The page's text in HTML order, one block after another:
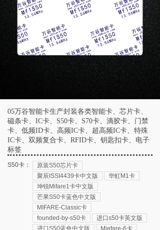
05万谷智能卡生产封装各类智能卡、芯片卡、
磁条卡、IC卡、S50卡、S70卡、滴胶卡、门禁
卡、低频ID卡、高频IC卡、超高频IC卡、特殊
IC卡、双频复合卡、RFID卡、钥匙扣卡、电子
标签
S50卡：
原装S50芯片卡
聚辰ISSI4439卡中文版
华虹M1卡
坤锐Mifare1卡中文版
芒果S50卡蓝色中文版
MIFARE-Classic卡
founded-by-s50卡
进口s50卡英文版
进口S50蓝色中文版
Miefare-6卡